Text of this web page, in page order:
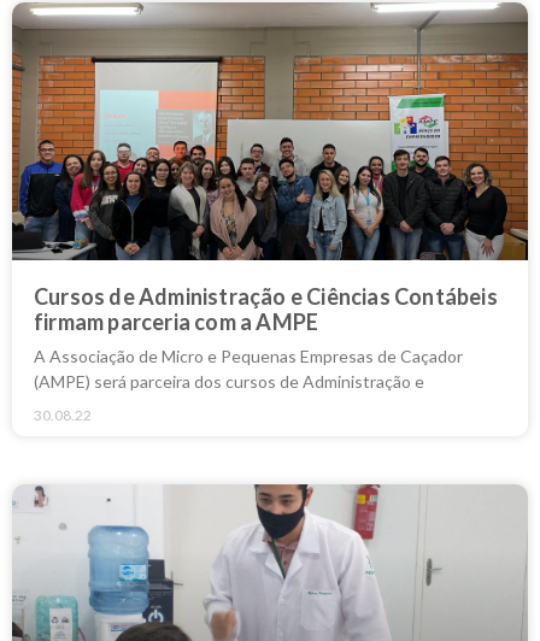
Cursos de Administração e Ciências Contábeis
firmam parceria com a AMPE
A Associação de Micro e Pequenas Empresas de Caçador
(AMPE) será parceira dos cursos de Administração e
30.08.22